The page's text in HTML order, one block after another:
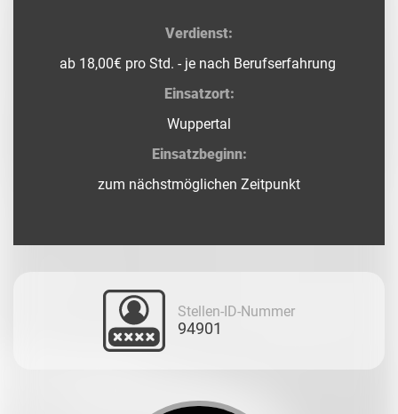
Verdienst:
ab 18,00€ pro Std. - je nach Berufserfahrung
Einsatzort:
Wuppertal
Einsatzbeginn:
zum nächstmöglichen Zeitpunkt
Stellen-ID-Nummer
94901